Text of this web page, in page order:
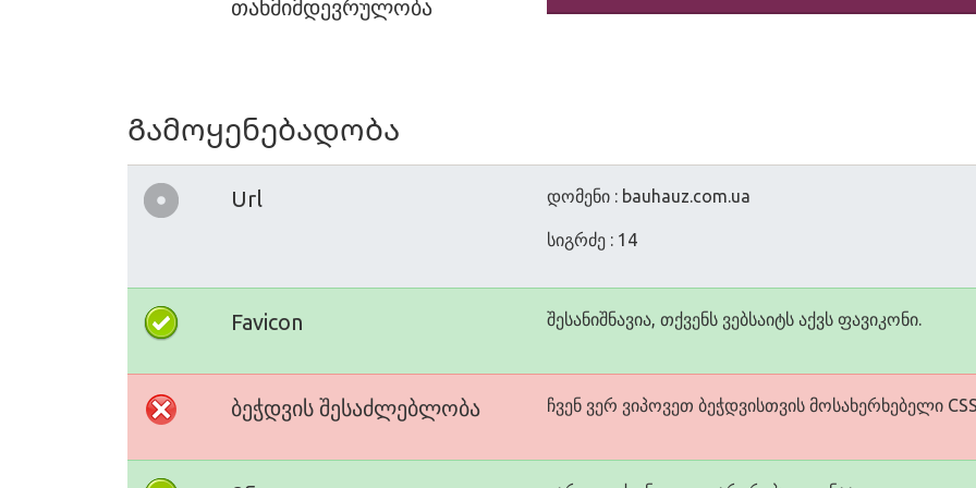
თანმიმდევრულობა
Გამოყენებადობა
Url დომენი : bauhauz.com.ua
სიგრძე : 14
Favicon შესანიშნავია, თქვენს ვებსაიტს აქვს ფავიკონი.
ბეჭდვის შესაძლებლობა ჩვენ ვერ ვიპოვეთ ბეჭდვისთვის მოსახერხებელი